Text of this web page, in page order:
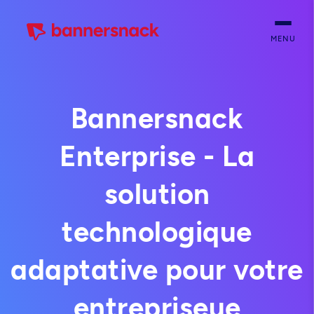
MENU
Bannersnack
Enterprise - La
solution
technologique
adaptative pour votre